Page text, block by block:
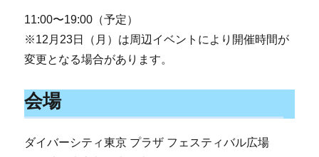
11:00〜19:00（予定）
※12月23日（月）は周辺イベントにより開催時間が
変更となる場合があります。
会場
ダイバーシティ東京 プラザ フェスティバル広場